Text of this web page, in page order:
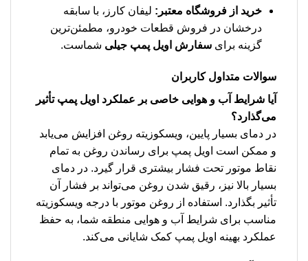
خرید از فروشگاه معتبر: لیفان کارز، با سابقه
درخشان در فروش قطعات خودرو، مطمئن‌ترین
گزینه برای سفارش اویل پمپ جیلی شماست.
سوالات متداول کاربران
آیا شرایط آب و هوایی خاصی بر عملکرد اویل پمپ تأثیر
می‌گذارد؟
در دمای بسیار پایین، ویسکوزیته روغن افزایش می‌یابد
و ممکن است اویل پمپ برای رساندن روغن به تمام
نقاط موتور تحت فشار بیشتری قرار گیرد. در دمای
بسیار بالا نیز، رقیق شدن روغن می‌تواند بر فشار آن
تأثیر بگذارد. استفاده از روغن موتور با درجه ویسکوزیته
مناسب برای شرایط آب و هوایی منطقه شما، به حفظ
عملکرد بهینه اویل پمپ کمک شایانی می‌کند.